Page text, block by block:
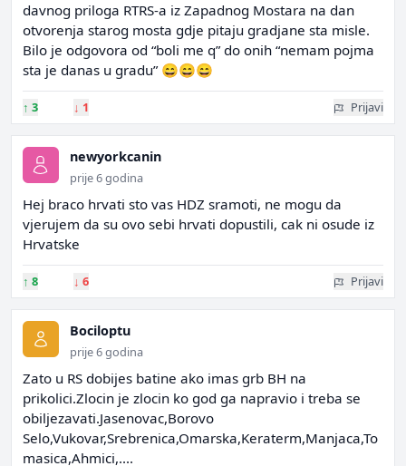
davnog priloga RTRS-a iz Zapadnog Mostara na dan
otvorenja starog mosta gdje pitaju gradjane sta misle.
Bilo je odgovora od “boli me q” do onih “nemam pojma
sta je danas u gradu” 😄😄😄
↑ 3 ↓ 1 Prijavi
newyorkcanin
prije 6 godina
Hej braco hrvati sto vas HDZ sramoti, ne mogu da
vjerujem da su ovo sebi hrvati dopustili, cak ni osude iz
Hrvatske
↑ 8 ↓ 6 Prijavi
Bociloptu
prije 6 godina
Zato u RS dobijes batine ako imas grb BH na
prikolici.Zlocin je zlocin ko god ga napravio i treba se
obiljezavati.Jasenovac,Borovo
Selo,Vukovar,Srebrenica,Omarska,Keraterm,Manjaca,To
masica,Ahmici,....